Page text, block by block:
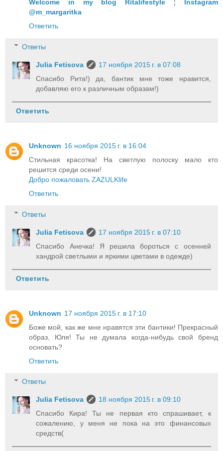
Welcome in my blog Ritalifestyle ¦
Instagram
@m_margaritka
Ответить
Ответы
Julia Fetisova
17 ноября 2015 г. в 07:08
Спасибо Рита!) да, бантик мне тоже нравится,
добавляю его к различным образам!)
Ответить
Unknown 16 ноября 2015 г. в 16:04
Стильная красотка! На светлую полоску мало кто
решится среди осени!
Добро пожаловать ZAZULKlife
Ответить
Ответы
Julia Fetisova
17 ноября 2015 г. в 07:10
Спасибо Анечка! Я решила бороться с осенней
хандрой светлыми и яркими цветами в одежде)
Ответить
Unknown 17 ноября 2015 г. в 17:10
Боже мой, как же мне нравятся эти бантики! Прекрасный
образ, Юля! Ты не думала когда-нибудь свой бренд
основать?
Ответить
Ответы
Julia Fetisova
18 ноября 2015 г. в 09:10
Спасибо Кира! Ты не первая кто спрашивает, к
сожалению, у меня не пока на это финансовых
средств(